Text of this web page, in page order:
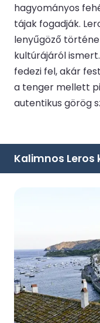
hagyományos
tájak fogadják.
lenyűgöző
kultúrájáról
fedezi fel, akár
a tenger mellett
autentikus görög
Kalimnos Leros